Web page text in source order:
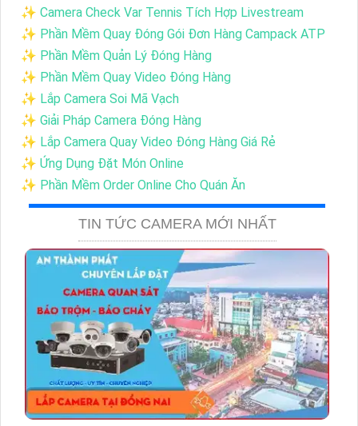
✨ Camera Check Var Tennis Tích Hợp Livestream
✨ Phần Mềm Quay Đóng Gói Đơn Hàng Campack ATP
✨ Phần Mềm Quản Lý Đóng Hàng
✨ Phần Mềm Quay Video Đóng Hàng
✨ Lắp Camera Soi Mã Vạch
✨ Giải Pháp Camera Đóng Hàng
✨ Lắp Camera Quay Video Đóng Hàng Giá Rẻ
✨ Ứng Dụng Đặt Món Online
✨ Phần Mềm Order Online Cho Quán Ăn
TIN TỨC CAMERA MỚI NHẤT